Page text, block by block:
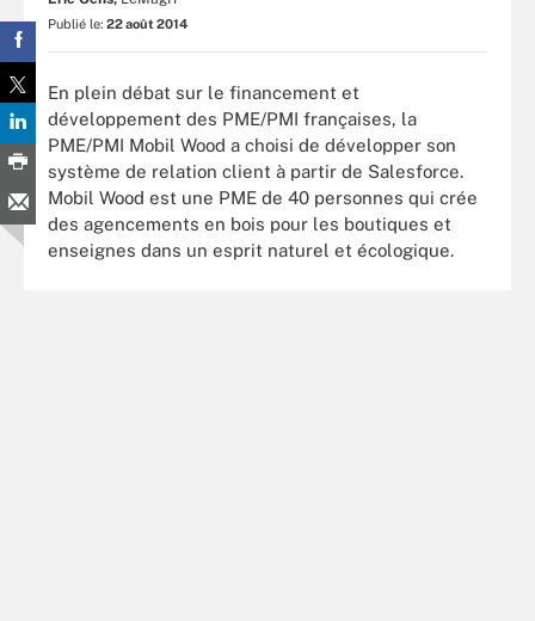
Publié le: 22 août 2014
En plein débat sur le financement et
développement des PME/PMI françaises, la
PME/PMI Mobil Wood a choisi de développer son
système de relation client à partir de Salesforce.
Mobil Wood est une PME de 40 personnes qui crée
des agencements en bois pour les boutiques et
enseignes dans un esprit naturel et écologique.